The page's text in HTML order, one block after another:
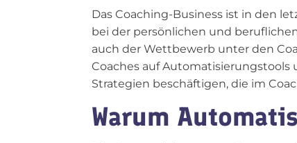
Das Coaching-Business ist in den
bei der persönlichen und
auch der Wettbewerb unter den
Coaches auf
Strategien beschäftigen, die im
Warum